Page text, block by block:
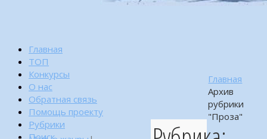
Главная
ТОП
Конкурсы
О нас
Обратная связь
Помощь проекту
Рубрики
Поиск
Главная
Архив
рубрики
"Проза"